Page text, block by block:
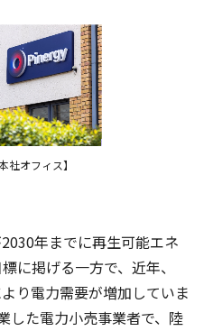
社オフィス】
年までに再生可能エネ
に掲げる一方で、近年、
り電力需要が増加していま
した電力小売事業者で、陸